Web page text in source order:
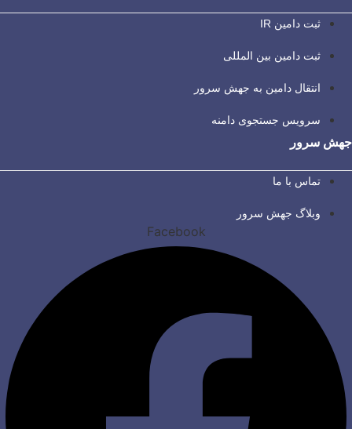
ثبت دامین IR
ثبت دامین بین المللی
انتقال دامین به جهش سرور
سرویس جستجوی دامنه
جهش سرور
تماس با ما
وبلاگ جهش سرور
Facebook